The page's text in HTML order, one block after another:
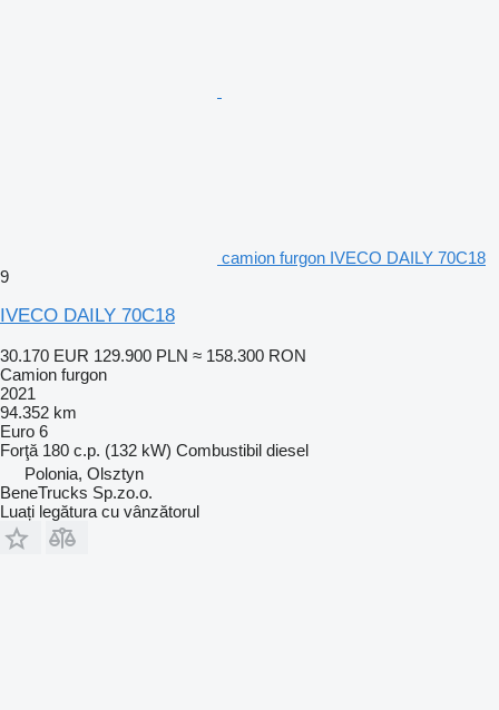
camion furgon IVECO DAILY 70C18
9
IVECO DAILY 70C18
30.170 EUR 129.900 PLN ≈ 158.300 RON
Camion furgon
2021
94.352 km
Euro 6
Forţă 180 c.p. (132 kW) Combustibil diesel
Polonia, Olsztyn
BeneTrucks Sp.zo.o.
Luați legătura cu vânzătorul